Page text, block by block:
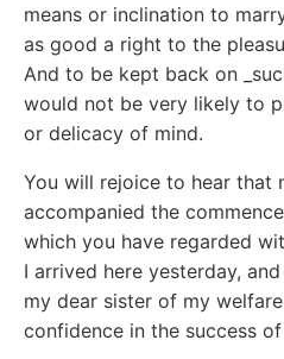
means or inclination to
as good a right to the
And to be kept back on
would not be very likely to
or delicacy of mind.
You will rejoice to hear that
accompanied the
which you have regarded
I arrived here yesterday,
my dear sister of my
confidence in the success